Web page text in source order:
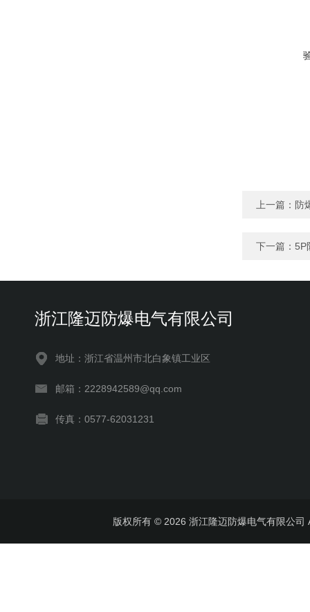
上一篇： 防
下一篇： 5P
浙江隆迈防爆电气有限公司
地址：浙江省温州市北白象镇工业区
邮箱：2228942589@qq.com
传真：0577-62031231
版权所有 © 2026 浙江隆迈防爆电气有限